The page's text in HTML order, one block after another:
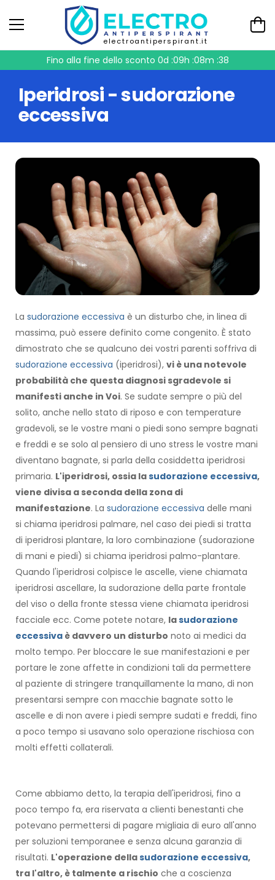
electroantiperspirant.it
Fino alla fine dello sconto 0d :09h :08m :38
Iperidrosi - sudorazione
eccessiva
La sudorazione eccessiva è un disturbo che, in linea di
massima, può essere definito come congenito. È stato
dimostrato che se qualcuno dei vostri parenti soffriva di
sudorazione eccessiva (iperidrosi), vi è una notevole
probabilità che questa diagnosi sgradevole si
manifesti anche in Voi. Se sudate sempre o più del
solito, anche nello stato di riposo e con temperature
gradevoli, se le vostre mani o piedi sono sempre bagnati
e freddi e se solo al pensiero di uno stress le vostre mani
diventano bagnate, si parla della cosiddetta iperidrosi
primaria. L'iperidrosi, ossia lasudorazione eccessiva,
viene divisa a seconda della zona di
manifestazione. La sudorazione eccessiva delle mani
si chiama iperidrosi palmare, nel caso dei piedi si tratta
di iperidrosi plantare, la loro combinazione (sudorazione
di mani e piedi) si chiama iperidrosi palmo-plantare.
Quando l'iperidrosi colpisce le ascelle, viene chiamata
iperidrosi ascellare, la sudorazione della parte frontale
del viso o della fronte stessa viene chiamata iperidrosi
facciale ecc. Come potete notare, lasudorazione
eccessiva è davvero un disturbo noto ai medici da
molto tempo. Per bloccare le sue manifestazioni e per
portare le zone affette in condizioni tali da permettere
al paziente di stringere tranquillamente la mano, di non
presentarsi sempre con macchie bagnate sotto le
ascelle e di non avere i piedi sempre sudati e freddi, fino
a poco tempo si usavano solo operazione rischiosa con
molti effetti collaterali.
Come abbiamo detto, la terapia dell'iperidrosi, fino a
poco tempo fa, era riservata a clienti benestanti che
potevano permettersi di pagare migliaia di euro all'anno
per soluzioni temporanee e senza alcuna garanzia di
risultati. L'operazione dellasudorazione eccessiva,
tra l'altro, è talmente a rischio che a coscienza